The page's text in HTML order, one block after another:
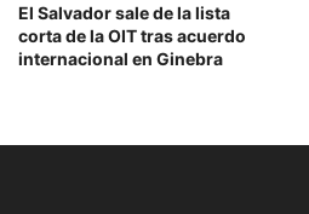
El Salvador sale de la lista
corta de la OIT tras acuerdo
internacional en Ginebra